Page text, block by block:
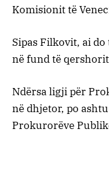
Komisionit të
Sipas Filkovit, ai
në fund të
Ndërsa ligji për
në dhjetor, po
Prokurorëve